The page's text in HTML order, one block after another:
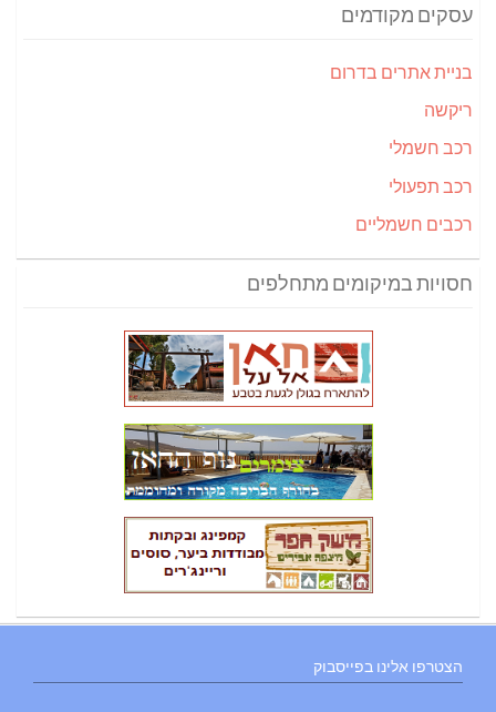
עסקים מקודמים
בניית אתרים בדרום
ריקשה
רכב חשמלי
רכב תפעולי
רכבים חשמליים
חסויות במיקומים מתחלפים
הצטרפו אלינו בפייסבוק